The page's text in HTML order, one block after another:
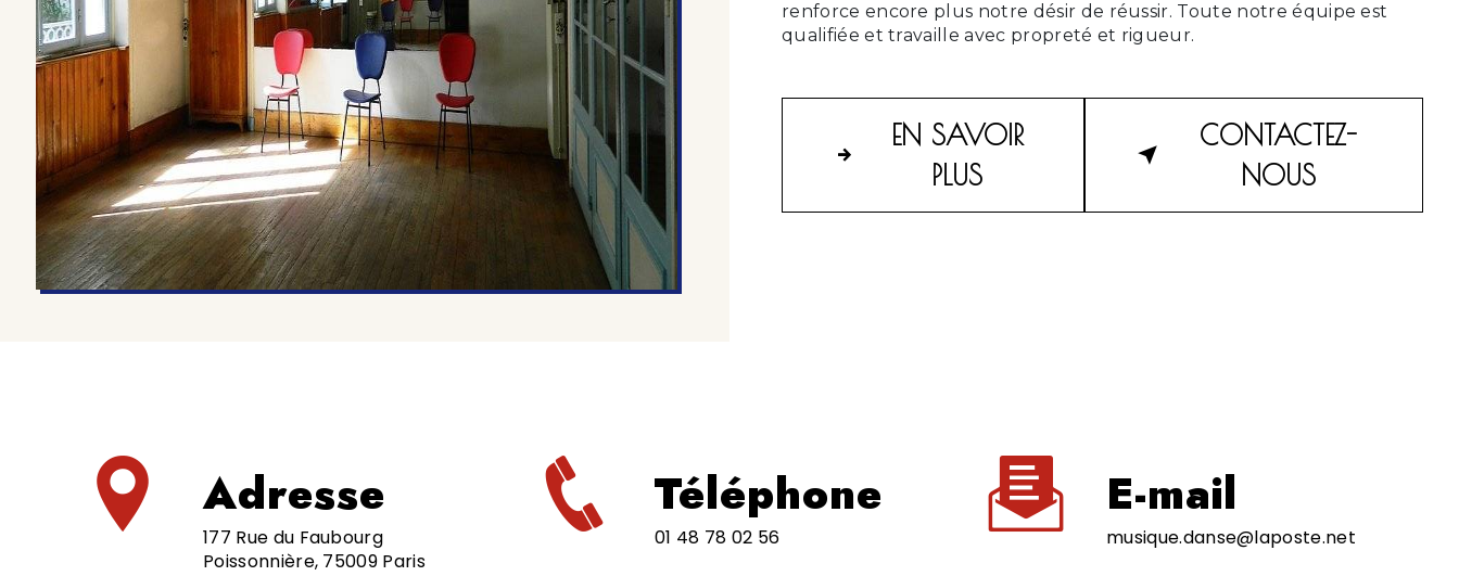
renforce encore plus notre désir de réussir. Toute notre équipe est
qualifiée et travaille avec propreté et rigueur.
EN SAVOIR
PLUS
CONTACTEZ-
NOUS
Adresse
177 Rue du Faubourg
Poissonnière, 75009 Paris
Téléphone
01 48 78 02 56
E-mail
musique.danse@laposte.net